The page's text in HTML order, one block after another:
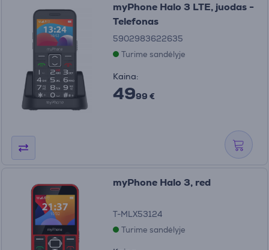
myPhone Halo 3 LTE, juodas -
Telefonas
5902983622635
Turime sandėlyje
Kaina:
4999 €
myPhone Halo 3, red
T-MLX53124
Turime sandėlyje